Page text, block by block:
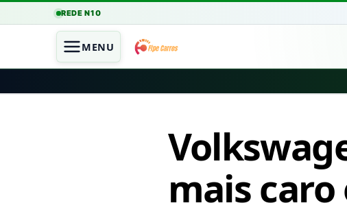
REDE N10
MENU
mais caro